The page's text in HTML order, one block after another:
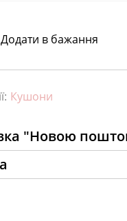
Додати в бажання
Кушони
"Новою